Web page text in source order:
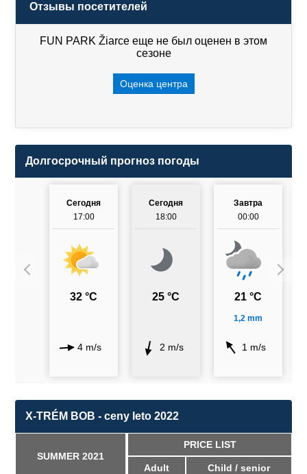
Отзывы посетителей
FUN PARK Žiarce еще не был оценен в этом
сезоне
Оценка центра
Долгосрочный прогноз погоды
Сегодня
17:00
32 °C
4 m/s
Сегодня
18:00
25 °C
2 m/s
Завтра
00:00
21 °C
1,2 mm
1 m/s
X-TRÉM BOB - ceny leto 2022
SUMMER 2021
PRICE LIST
Adult Child / senior